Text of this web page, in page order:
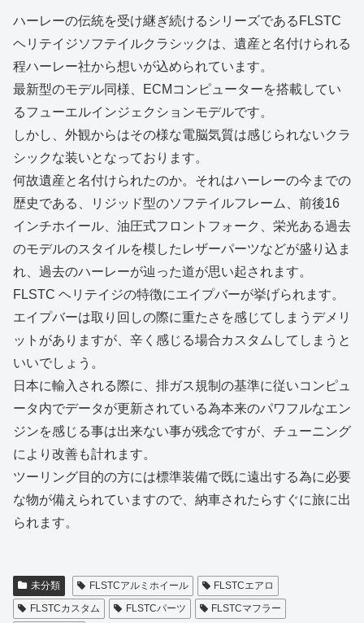
ハーレーの伝統を受け継ぎ続けるシリーズであるFLSTC
ヘリテイジソフテイルクラシックは、遺産と名付けられる
程ハーレー社から想いが込められています。
最新型のモデル同様、ECMコンピューターを搭載してい
るフューエルインジェクションモデルです。
しかし、外観からはその様な電脳気質は感じられないクラ
シックな装いとなっております。
何故遺産と名付けられたのか。それはハーレーの今までの
歴史である、リジッド型のソフテイルフレーム、前後16
インチホイール、油圧式フロントフォーク、栄光ある過去
のモデルのスタイルを模したレザーパーツなどが盛り込ま
れ、過去のハーレーが辿った道が思い起されます。
FLSTC ヘリテイジの特徴にエイプバーが挙げられます。
エイプバーは取り回しの際に重たさを感じてしまうデメリ
ットがありますが、辛く感じる場合カスタムしてしまうと
いいでしょう。
日本に輸入される際に、排ガス規制の基準に従いコンピュ
ータ内でデータが更新されている為本来のパワフルなエン
ジンを感じる事は出来ない事が残念ですが、チューニング
により改善も計れます。
ツーリング目的の方には標準装備で既に遠出する為に必要
な物が備えられていますので、納車されたらすぐに旅に出
られます。
未分類 FLSTCアルミホイール
FLSTCエアロ
FLSTCカスタム
FLSTCパーツ
FLSTCマフラー